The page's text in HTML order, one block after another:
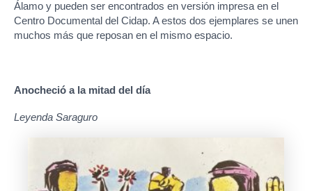
Álamo y pueden ser encontrados en versión impresa en el
Centro Documental del Cidap. A estos dos ejemplares se unen
muchos más que reposan en el mismo espacio.
Anocheció a la mitad del día
Leyenda Saraguro